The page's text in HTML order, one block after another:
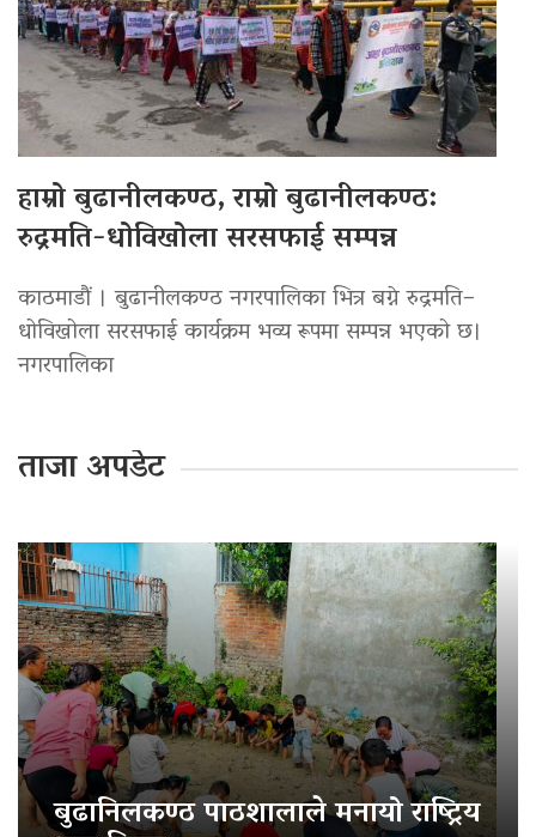
हाम्रो बुढानीलकण्ठ, राम्रो बुढानीलकण्ठ:
रुद्रमति-धोविखोला सरसफाई सम्पन्न
काठमाडौं । बुढानीलकण्ठ नगरपालिका भित्र बग्ने रुद्रमति–
धोविखोला सरसफाई कार्यक्रम भव्य रूपमा सम्पन्न भएको छ।
नगरपालिका
ताजा अपडेट
बुढानिलकण्ठ पाठशालाले मनायो राष्ट्रिय